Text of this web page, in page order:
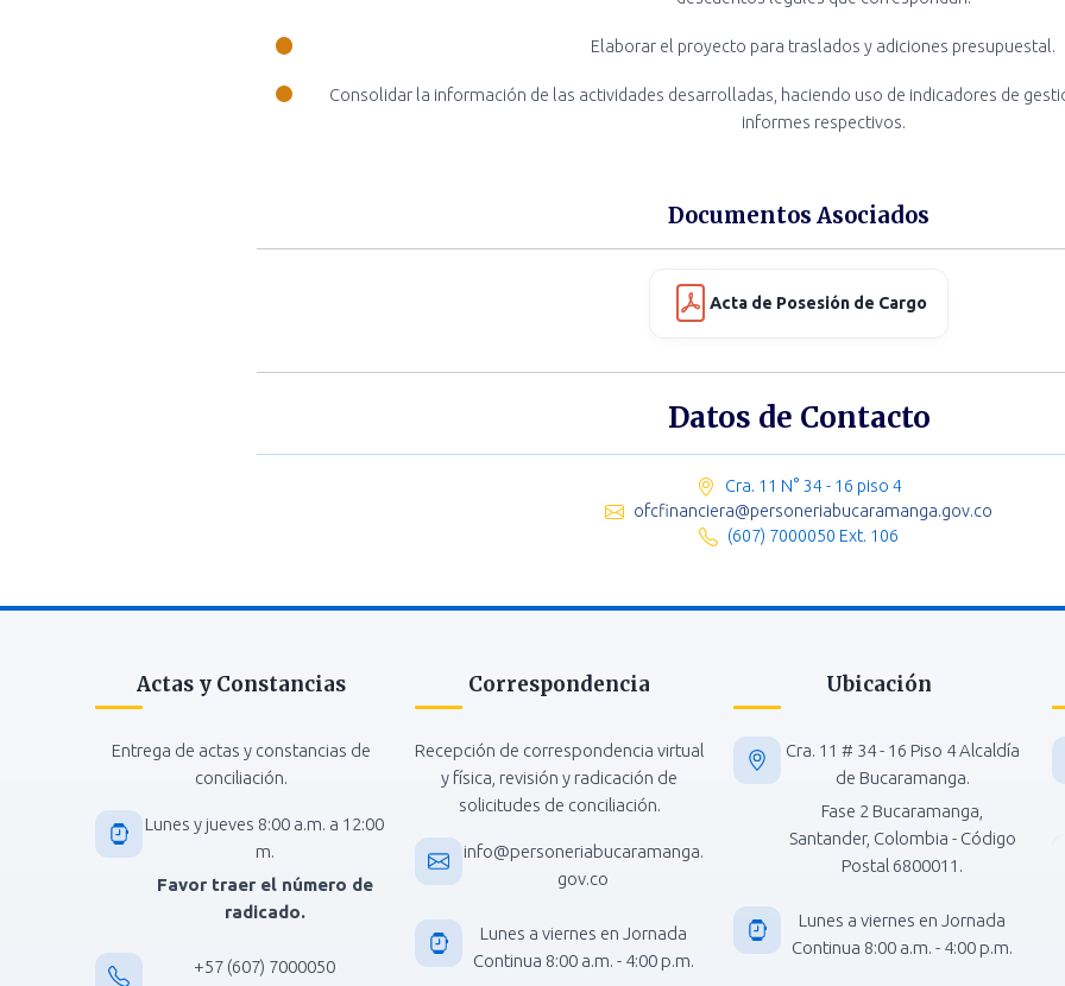
Elaborar el proyecto para traslados y adiciones presupuestal.
Consolidar la información de las actividades desarrolladas, haciendo uso de indicadores de
informes respectivos.
Documentos Asociados
Acta de Posesión de Cargo
Datos de Contacto
Cra. 11 N° 34 - 16 piso 4
ofcfinanciera@personeriabucaramanga.gov.co
(607) 7000050 Ext. 106
Actas y Constancias
Entrega de actas y constancias de
conciliación.
Lunes y jueves 8:00 a.m. a 12:00
m.
Favor traer el número de
radicado.
+57 (607) 7000050
Correspondencia
Recepción de correspondencia virtual
y física, revisión y radicación de
solicitudes de conciliación.
info@personeriabucaramanga.
gov.co
Lunes a viernes en Jornada
Continua 8:00 a.m. - 4:00 p.m.
Ubicación
Cra. 11 # 34 - 16 Piso 4 Alcaldía
de Bucaramanga.
Fase 2 Bucaramanga,
Santander, Colombia - Código
Postal 6800011.
Lunes a viernes en Jornada
Continua 8:00 a.m. - 4:00 p.m.